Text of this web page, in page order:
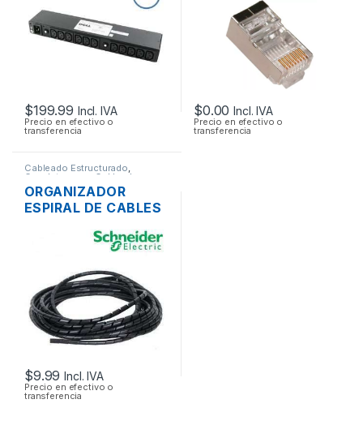
$199.99 Incl. IVA
Precio en efectivo o
transferencia
$0.00 Incl. IVA
Precio en efectivo o
transferencia
Cableado Estructurado,
Canaletas para Cableado y
Accesorios
ORGANIZADOR
ESPIRAL DE CABLES
NEGRO 12MM 10
$9.99 Incl. IVA
Precio en efectivo o
transferencia